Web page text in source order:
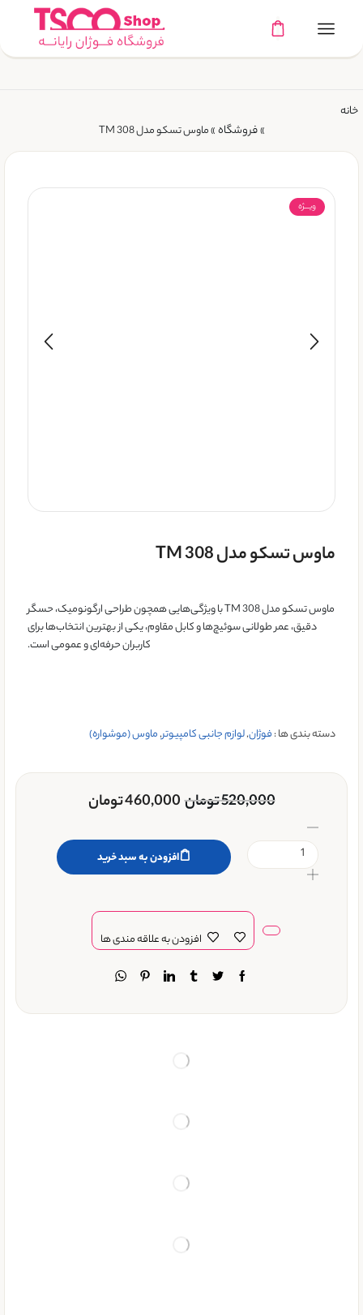
خانه
»فروشگاه»ماوس تسکو مدل TM 308
ویـــژه
ماوس تسکو مدل TM 308
ماوس تسکو مدل TM 308 با ویژگی‌هایی همچون طراحی ارگونومیک، حسگر
دقیق، عمر طولانی سوئیچ‌ها و کابل مقاوم، یکی از بهترین انتخاب‌ها برای
کاربران حرفه‌ای و عمومی است.
دسته بندی ها :فوژان,لوازم جانبی کامپیوتر,ماوس (موشواره)
520,000تومان460,000تومان
افزودن به سبد خرید
افزودن به علاقه مندی ها